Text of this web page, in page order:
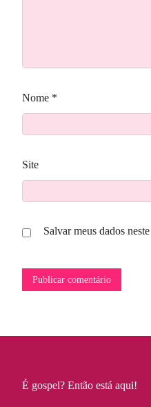
Nome *
Site
Salvar meus dados
É gospel? Então está aqui!